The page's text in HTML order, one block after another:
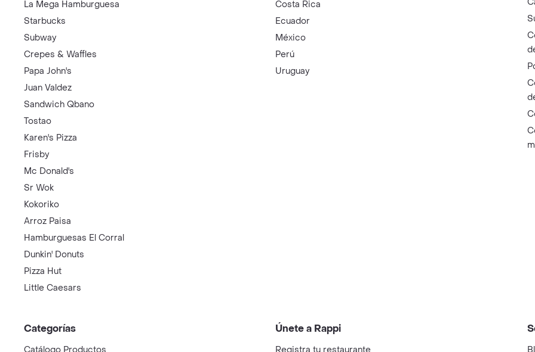
La Mega Hamburguesa
Starbucks
Subway
Crepes & Waffles
Papa John's
Juan Valdez
Sandwich Qbano
Tostao
Karen's Pizza
Frisby
Mc Donald's
Sr Wok
Kokoriko
Arroz Paisa
Hamburguesas El Corral
Dunkin' Donuts
Pizza Hut
Little Caesars
Costa Rica
Ecuador
México
Perú
Uruguay
Categorías Únete a Rappi